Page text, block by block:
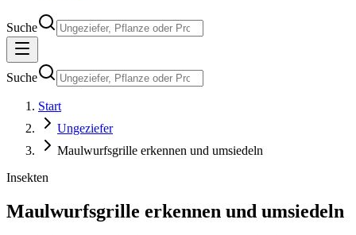
Suche
Suche
Start
Ungeziefer
Maulwurfsgrille erkennen und umsiedeln
Insekten
Maulwurfsgrille erkennen und umsiedeln